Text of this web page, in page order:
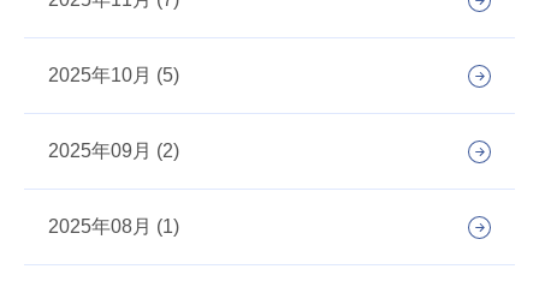
2025年10月 (5)
2025年09月 (2)
2025年08月 (1)